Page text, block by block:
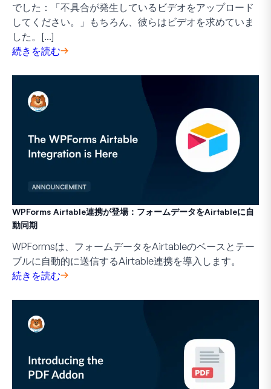
でした：「不具合が発生しているビデオをアップロード
してください。」もちろん、彼らはビデオを求めていま
した。[...]
続きを読む
WPForms Airtable連携が登場：フォームデータをAirtableに自
動同期
WPFormsは、フォームデータをAirtableのベースとテー
ブルに自動的に送信するAirtable連携を導入します。
続きを読む